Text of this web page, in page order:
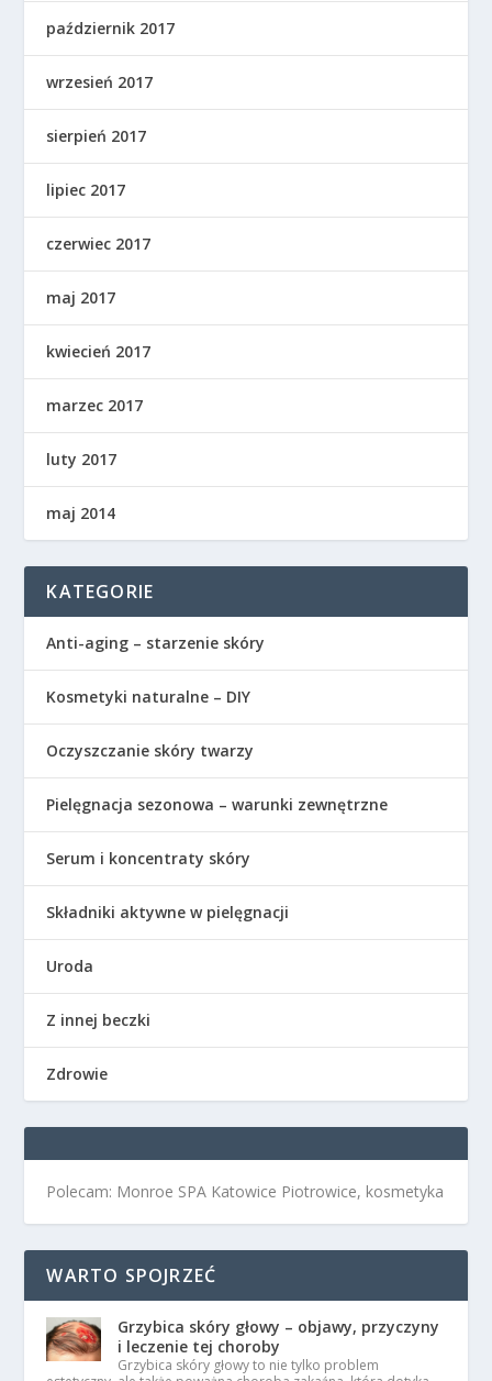
październik 2017
wrzesień 2017
sierpień 2017
lipiec 2017
czerwiec 2017
maj 2017
kwiecień 2017
marzec 2017
luty 2017
maj 2014
KATEGORIE
Anti-aging – starzenie skóry
Kosmetyki naturalne – DIY
Oczyszczanie skóry twarzy
Pielęgnacja sezonowa – warunki zewnętrzne
Serum i koncentraty skóry
Składniki aktywne w pielęgnacji
Uroda
Z innej beczki
Zdrowie
Polecam: Monroe SPA Katowice Piotrowice, kosmetyka
WARTO SPOJRZEĆ
Grzybica skóry głowy – objawy, przyczyny
i leczenie tej choroby
Grzybica skóry głowy to nie tylko problem